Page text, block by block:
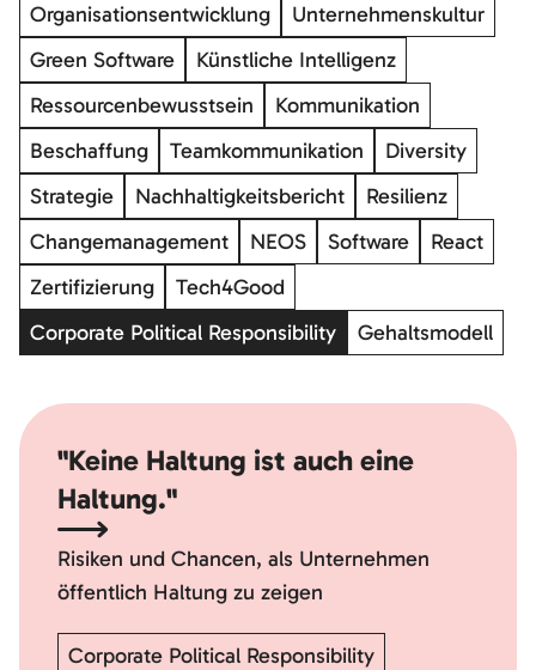
Organisationsentwicklung
Unternehmenskultur
Green Software
Künstliche Intelligenz
Ressourcenbewusstsein
Kommunikation
Beschaffung
Teamkommunikation
Diversity
Strategie
Nachhaltigkeitsbericht
Resilienz
Changemanagement
NEOS Software
React
Zertifizierung
Tech4Good
Corporate Political Responsibility
Gehaltsmodell
"Keine Haltung ist auch eine
Haltung."
Risiken und Chancen, als Unternehmen
öffentlich Haltung zu zeigen
Corporate Political Responsibility